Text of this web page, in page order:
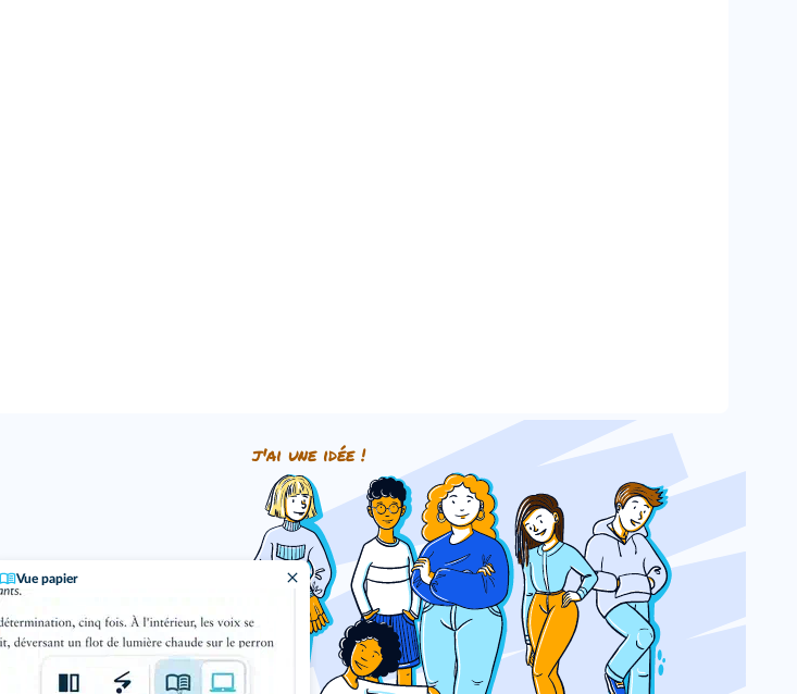
Vue papier
?
j'ai une idée !